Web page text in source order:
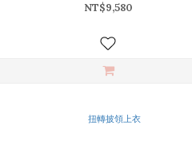
NT$9,580